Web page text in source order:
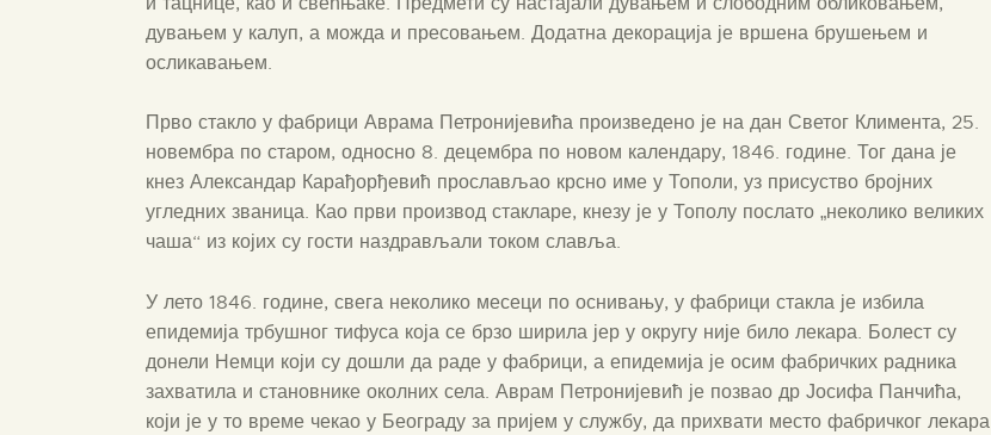
дувањем у калуп, а можда и пресовањем. Додатна декорација је вршена брушењем и
осликавањем.
Прво стакло у фабрици Аврама Петронијевића произведено је на дан Светог Климента, 25.
новембра по старом, односно 8. децембра по новом календару, 1846. године. Тог дана је
кнез Александар Карађорђевић прослављао крсно име у Тополи, уз присуство бројних
угледних званица. Као први производ стакларе, кнезу је у Тополу послато „неколико великих
чаша“ из којих су гости наздрављали током славља.
У лето 1846. године, свега неколико месеци по оснивању, у фабрици стакла је избила
епидемија трбушног тифуса која се брзо ширила јер у округу није било лекара. Болест су
донели Немци који су дошли да раде у фабрици, а епидемија је осим фабричких радника
захватила и становнике околних села. Аврам Петронијевић је позвао др Јосифа Панчића,
који је у то време чекао у Београду за пријем у службу, да прихвати место фабричког лекара